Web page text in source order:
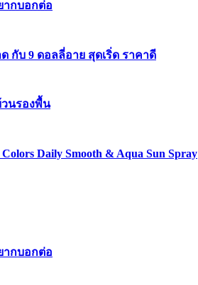
ากบอกต่อ
กับ 9 ดอลลี่อาย สุดเริ่ด ราคาดี
นรองพื้น
Daily Smooth & Aqua Sun Spray
ากบอกต่อ